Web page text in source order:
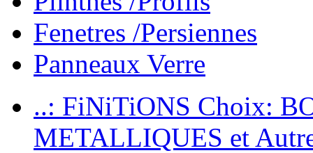
Fenetres /Persiennes
Panneaux Verre
..: FiNiTiONS Choix:
METALLIQUES et